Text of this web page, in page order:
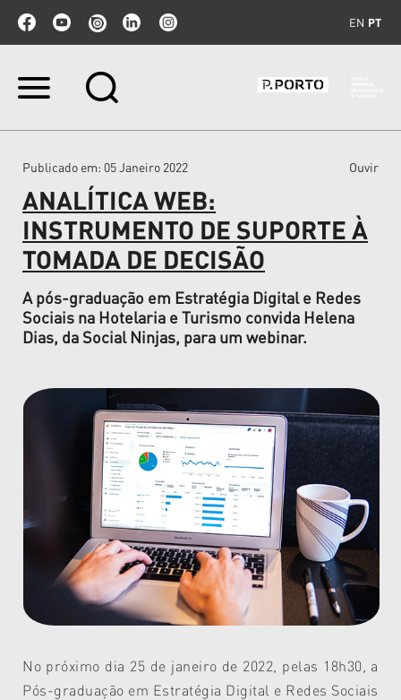
EN PT
Ir
Ir
navegação
Publicado em: 05 Janeiro 2022 Ouvir
ANALÍTICA WEB:
INSTRUMENTO DE SUPORTE À
TOMADA DE DECISÃO
A pós-graduação em Estratégia Digital e Redes
Sociais na Hotelaria e Turismo convida Helena
Dias, da Social Ninjas, para um webinar.
No próximo dia 25 de janeiro de 2022, pelas 18h30, a
Pós-graduação em Estratégia Digital e Redes Sociais